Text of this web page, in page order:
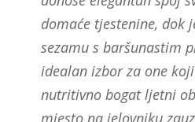
domaće tjestenine, dok
sezamu s baršunastim
idealan izbor za one
nutritivno bogat ljetni